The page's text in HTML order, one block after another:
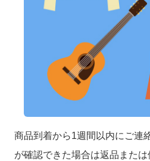
商品到着から1週間以内にご連
が確認できた場合は返品また